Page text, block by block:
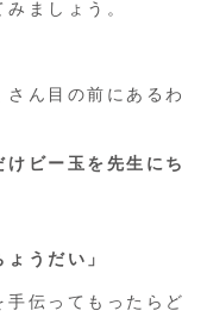
ましょう。
ん目の前にあるわ
けビー玉を先生にち
うだい」
伝ってもったらど